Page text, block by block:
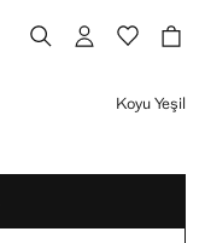
Koyu Yeşil